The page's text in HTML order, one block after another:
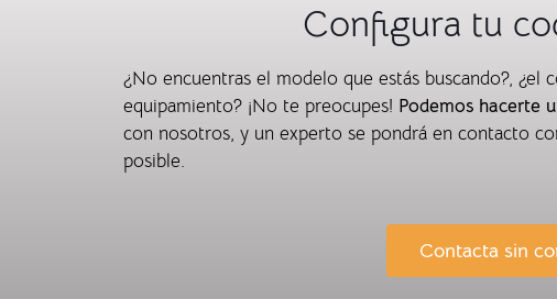
Configura tu
¿No encuentras el modelo que estás buscando?, ¿el
equipamiento? ¡No te preocupes! Podemos hacerte
con nosotros, y un experto se pondrá en contacto
posible.
Contacta sin